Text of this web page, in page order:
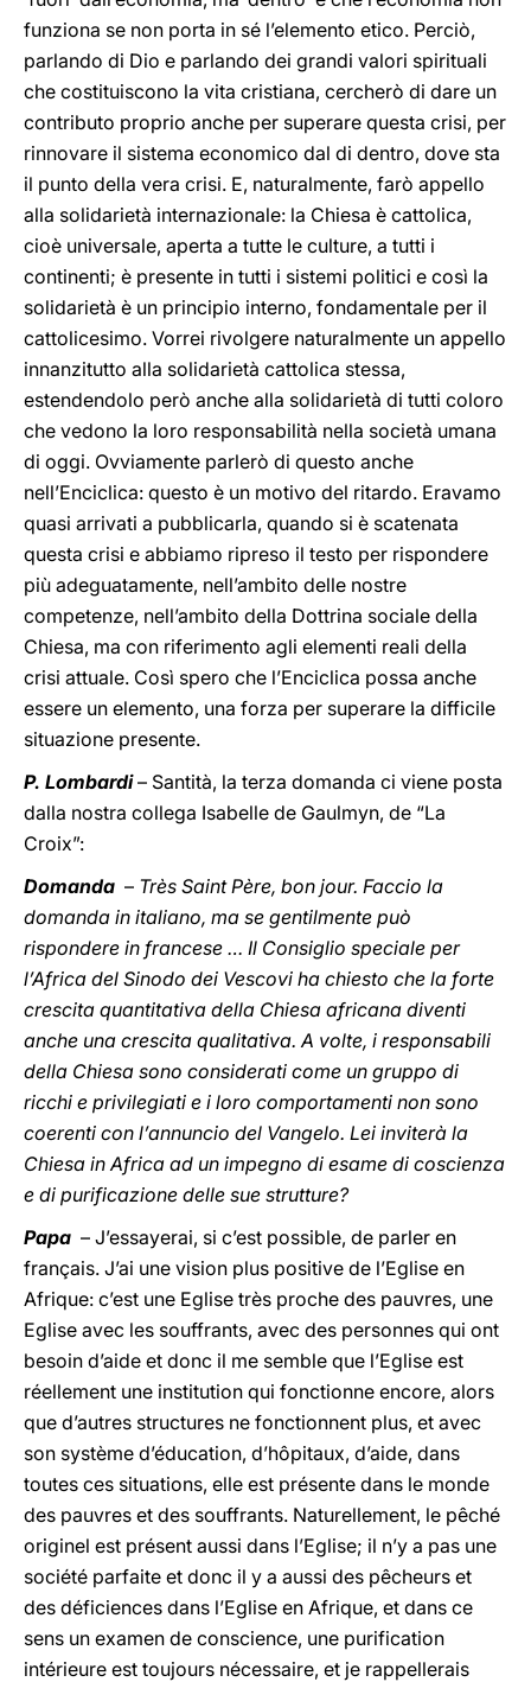
funziona se non porta in sé l’elemento etico. Perciò,
parlando di Dio e parlando dei grandi valori spirituali
che costituiscono la vita cristiana, cercherò di dare un
contributo proprio anche per superare questa crisi, per
rinnovare il sistema economico dal di dentro, dove sta
il punto della vera crisi. E, naturalmente, farò appello
alla solidarietà internazionale: la Chiesa è cattolica,
cioè universale, aperta a tutte le culture, a tutti i
continenti; è presente in tutti i sistemi politici e così la
solidarietà è un principio interno, fondamentale per il
cattolicesimo. Vorrei rivolgere naturalmente un appello
innanzitutto alla solidarietà cattolica stessa,
estendendolo però anche alla solidarietà di tutti coloro
che vedono la loro responsabilità nella società umana
di oggi. Ovviamente parlerò di questo anche
nell’Enciclica: questo è un motivo del ritardo. Eravamo
quasi arrivati a pubblicarla, quando si è scatenata
questa crisi e abbiamo ripreso il testo per rispondere
più adeguatamente, nell’ambito delle nostre
competenze, nell’ambito della Dottrina sociale della
Chiesa, ma con riferimento agli elementi reali della
crisi attuale. Così spero che l’Enciclica possa anche
essere un elemento, una forza per superare la difficile
situazione presente.
P. Lombardi– Santità, la terza domanda ci viene posta
dalla nostra collega Isabelle de Gaulmyn, de “La
Croix”:
Domanda – Très Saint Père, bon jour. Faccio la
domanda in italiano, ma se gentilmente può
rispondere in francese … Il Consiglio speciale per
l’Africa del Sinodo dei Vescovi ha chiesto che la forte
crescita quantitativa della Chiesa africana diventi
anche una crescita qualitativa. A volte, i responsabili
della Chiesa sono considerati come un gruppo di
ricchi e privilegiati e i loro comportamenti non sono
coerenti con l’annuncio del Vangelo. Lei inviterà la
Chiesa in Africa ad un impegno di esame di coscienza
e di purificazione delle sue strutture?
Papa – J’essayerai, si c’est possible, de parler en
français. J’ai une vision plus positive de l’Eglise en
Afrique: c’est une Eglise très proche des pauvres, une
Eglise avec les souffrants, avec des personnes qui ont
besoin d’aide et donc il me semble que l’Eglise est
réellement une institution qui fonctionne encore, alors
que d’autres structures ne fonctionnent plus, et avec
son système d’éducation, d’hôpitaux, d’aide, dans
toutes ces situations, elle est présente dans le monde
des pauvres et des souffrants. Naturellement, le pêché
originel est présent aussi dans l’Eglise; il n’y a pas une
société parfaite et donc il y a aussi des pêcheurs et
des déficiences dans l’Eglise en Afrique, et dans ce
sens un examen de conscience, une purification
intérieure est toujours nécessaire, et je rappellerais